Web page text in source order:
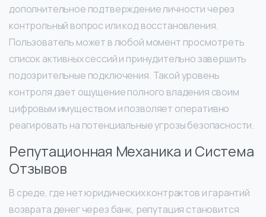
дополнительное подтверждение личности через
контрольный вопрос или код восстановления.
Пользователь может в любой момент просмотреть
список активных сессий и принудительно завершить
подозрительные подключения. Такой уровень
контроля дает ощущение полного владения своим
цифровым имуществом и позволяет оперативно
реагировать на потенциальные угрозы безопасности.
Репутационная Механика и Система
Отзывов
В среде, где нет юридических контрактов и гарантий
возврата денег через банк, репутация становится